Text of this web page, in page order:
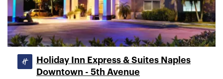
Holiday Inn Express & Suites Naples
Downtown - 5th Avenue